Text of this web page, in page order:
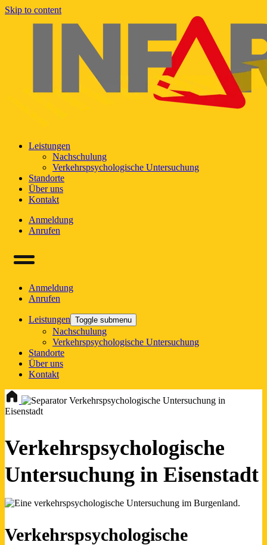
Skip to content
Leistungen
Nachschulung
Verkehrspsychologische Untersuchung
Standorte
Über uns
Kontakt
Anmeldung
Anrufen
Anmeldung
Anrufen
Leistungen Toggle submenu
Nachschulung
Verkehrspsychologische Untersuchung
Standorte
Über uns
Kontakt
Verkehrspsychologische Untersuchung in
Eisenstadt
Verkehrspsychologische
Untersuchung in Eisenstadt
Verkehrspsychologische